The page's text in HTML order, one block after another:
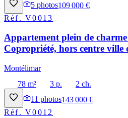
5 photos109 000 €
Réf.V0013
Appartement plein de
Copropriété, hors centre ville
Montélimar
78 m²
3 p.
2 ch.
11 photos143 000 €
Réf.V0012